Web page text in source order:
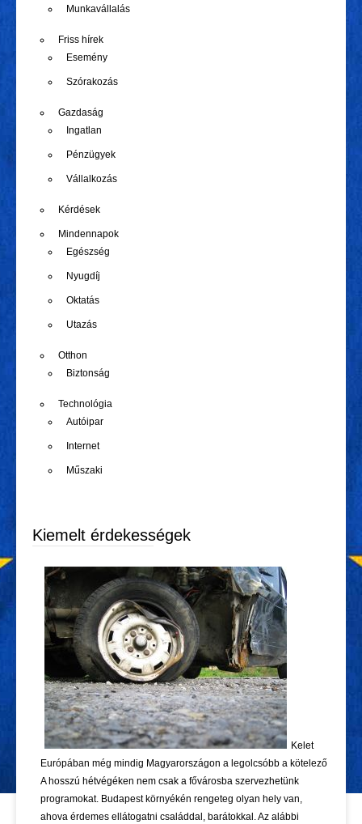
Munkavállalás
Friss hírek
Esemény
Szórakozás
Gazdaság
Ingatlan
Pénzügyek
Vállalkozás
Kérdések
Mindennapok
Egészség
Nyugdíj
Oktatás
Utazás
Otthon
Biztonság
Technológia
Autóipar
Internet
Műszaki
Kiemelt érdekességek
Kelet
Európában még mindig Magyarországon a legolcsóbb a kötelező
A hosszú hétvégéken nem csak a fővárosba szervezhetünk
programokat. Budapest környékén rengeteg olyan hely van,
ahova érdemes ellátogatni családdal, barátokkal. Az alábbi